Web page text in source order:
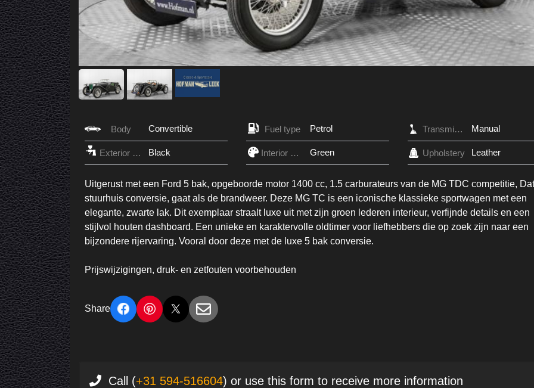
Body Convertible Fuel type Petrol Transmission Manual
Exterior Color Black Interior Color Green Upholstery Leather
Uitgerust met een Ford 5 bak, opgeboorde motor 1400 cc, 1.5 carburateurs van de MG TDC competitie,
stuurhuis conversie, gaat als de brandweer. Deze MG TC is een iconische klassieke sportwagen met een
elegante, zwarte lak. Dit exemplaar straalt luxe uit met zijn groen lederen interieur, verfijnde details en een
stijlvol houten dashboard. Een unieke en karaktervolle oldtimer voor liefhebbers die op zoek zijn naar een
bijzondere rijervaring. Vooral door deze met de luxe 5 bak conversie.
Prijswijzigingen, druk- en zetfouten voorbehouden
Share
Call (+31 594-516604) or use this form to receive more information